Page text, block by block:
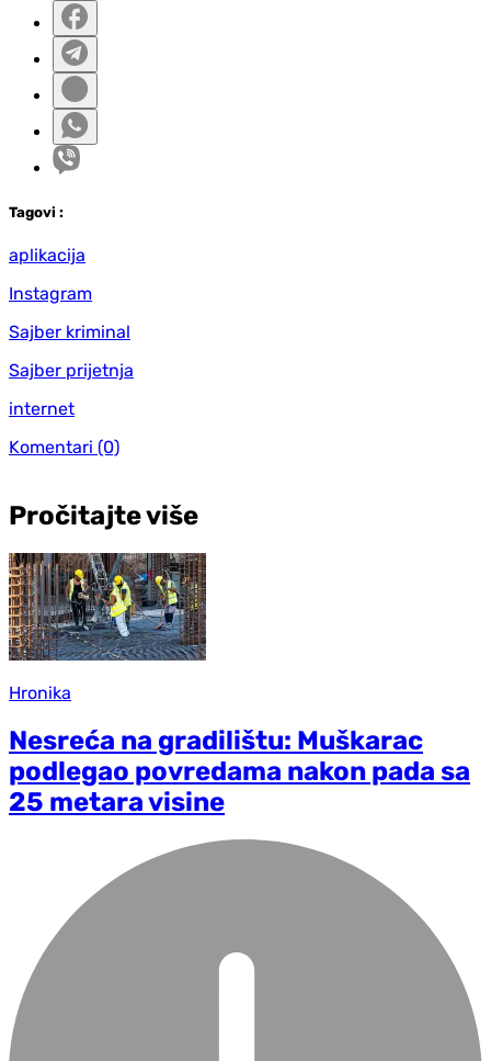
Tagovi :
aplikacija
Instagram
Sajber kriminal
Sajber prijetnja
internet
Komentari (0)
Pročitajte više
Hronika
Nesreća na gradilištu: Muškarac
podlegao povredama nakon pada sa
25 metara visine